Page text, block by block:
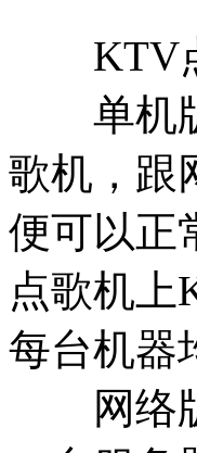
KTV点
单机版
歌机，跟
便可以正
点歌机上
每台机器
网络版